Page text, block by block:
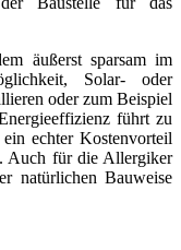
äußerst sparsam im
Solar- oder
oder zum Beispiel
führt zu
echter Kostenvorteil
Auch für die Allergiker
natürlichen Bauweise